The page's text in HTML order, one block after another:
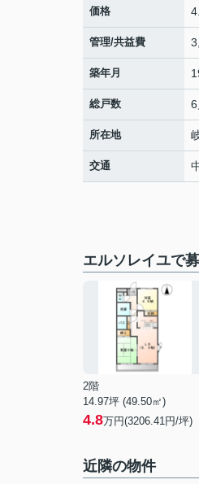
価格
管理/共益費
築年月
総戸数 6
所在地
交通
エルソレイユで
2階
14.97坪 (49.50㎡)
4.8万円(3206.41円/坪)
近隣の物件